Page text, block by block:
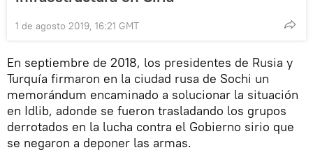
1 de agosto 2019, 16:21 GMT
En septiembre de 2018, los presidentes de Rusia y
Turquía firmaron en la ciudad rusa de Sochi un
memorándum encaminado a solucionar la situación
en Idlib, adonde se fueron trasladando los grupos
derrotados en la lucha contra el Gobierno sirio que
se negaron a deponer las armas.